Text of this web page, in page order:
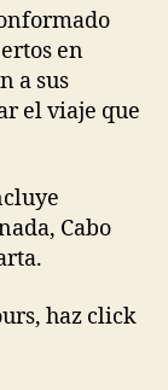
en
a sus
el viaje que
Cabo
haz click